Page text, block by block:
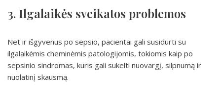
3. Ilgalaikės sveikatos problemos
Net ir išgyvenus po sepsio, pacientai gali susidurti su
ilgalaikėmis cheminėmis patologijomis, tokiomis kaip po
sepsinio sindromas, kuris gali sukelti nuovargį, silpnumą ir
nuolatinį skausmą.